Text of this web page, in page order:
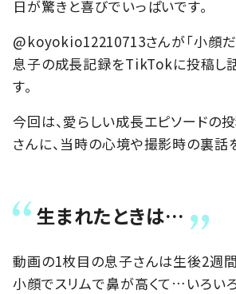
日が驚きと喜びでいっぱいです。
@koyokio12210713さんが「小顔だ
息子の成長記録をTikTokに投稿し
す。
今回は、愛らしい成長エピソードの
さんに、当時の心境や撮影時の裏話
生まれたときは…
動画の1枚目の息子さんは生後2週間
小顔でスリムで鼻が高くて…いろい